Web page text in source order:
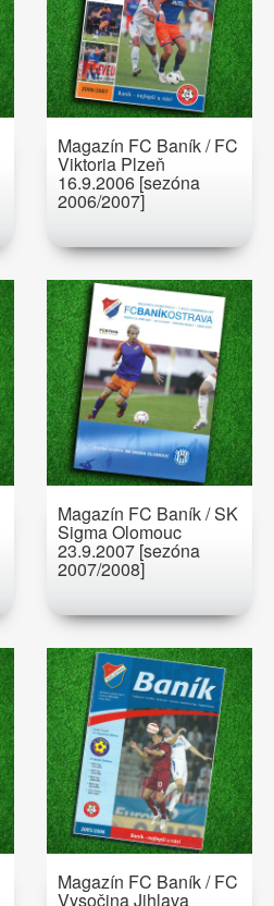
Magazín FC Baník / FC
Viktoria Plzeň
16.9.2006 [sezóna
2006/2007]
Magazín FC Baník / SK
Sigma Olomouc
23.9.2007 [sezóna
2007/2008]
Magazín FC Baník / FC
Vysočina Jihlava